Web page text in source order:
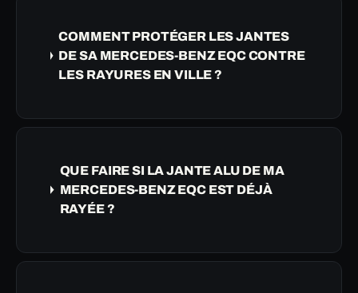
COMMENT PROTÉGER LES JANTES
DE SA MERCEDES-BENZ EQC CONTRE
LES RAYURES EN VILLE ?
QUE FAIRE SI LA JANTE ALU DE MA
MERCEDES-BENZ EQC EST DÉJÀ
RAYÉE ?